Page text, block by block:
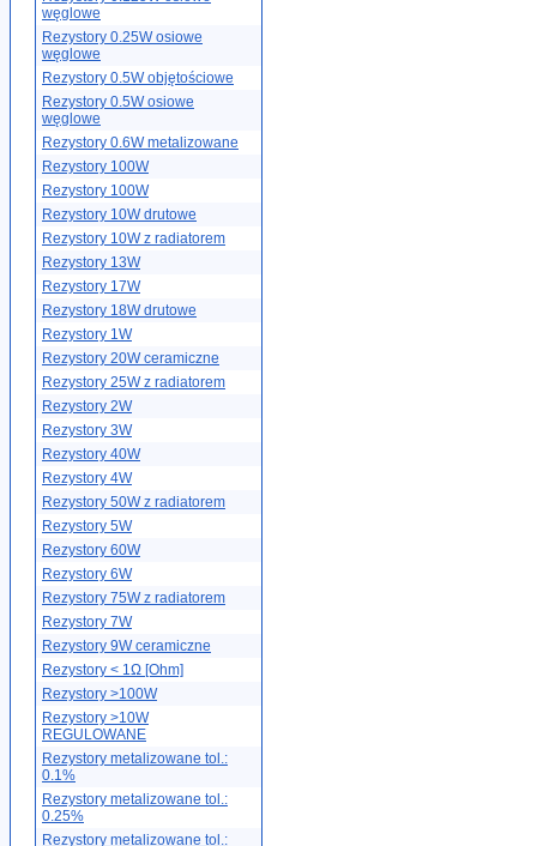
węglowe
Rezystory 0.25W osiowe
węglowe
Rezystory 0.5W objętościowe
Rezystory 0.5W osiowe
węglowe
Rezystory 0.6W metalizowane
Rezystory 100W
Rezystory 100W
Rezystory 10W drutowe
Rezystory 10W z radiatorem
Rezystory 13W
Rezystory 17W
Rezystory 18W drutowe
Rezystory 1W
Rezystory 20W ceramiczne
Rezystory 25W z radiatorem
Rezystory 2W
Rezystory 3W
Rezystory 40W
Rezystory 4W
Rezystory 50W z radiatorem
Rezystory 5W
Rezystory 60W
Rezystory 6W
Rezystory 75W z radiatorem
Rezystory 7W
Rezystory 9W ceramiczne
Rezystory < 1Ω [Ohm]
Rezystory >100W
Rezystory >10W
REGULOWANE
Rezystory metalizowane tol.:
0.1%
Rezystory metalizowane tol.:
0.25%
Rezystory metalizowane tol.: